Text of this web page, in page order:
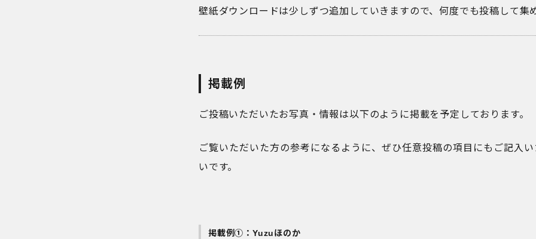
壁紙ダウンロードは少しずつ追加していきますので、何度でも投稿して集
掲載例
ご投稿いただいたお写真・情報は以下のように掲載を予定しております。
ご覧いただいた方の参考になるように、ぜひ任意投稿の項目にもご記入
いです。
掲載例①：Yuzuほのか